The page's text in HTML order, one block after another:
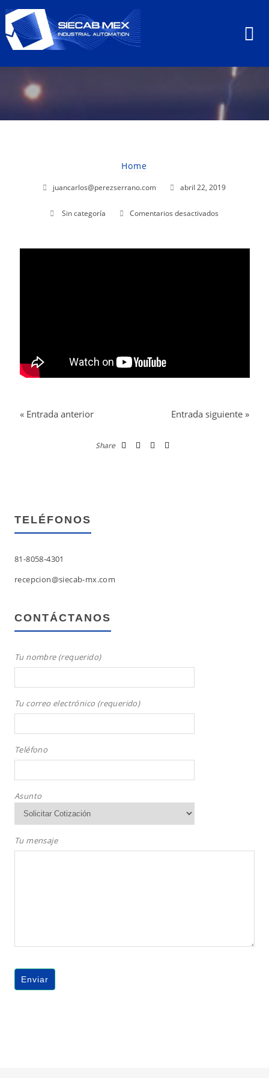
Home
juancarlos@perezserrano.com abril 22, 2019
Sin categoría Comentarios desactivados
« Entrada anterior Entrada siguiente »
Share
TELÉFONOS
81-8058-4301
recepcion@siecab-mx.com
CONTÁCTANOS
Tu nombre (requerido)
Tu correo electrónico (requerido)
Teléfono
Asunto
Tu mensaje